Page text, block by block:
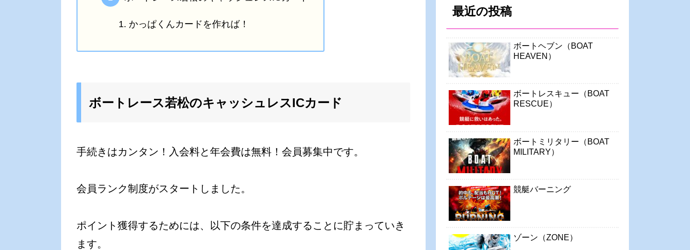
かっぱくんカードを作れば！
ボートレース若松のキャッシュレスICカード
手続きはカンタン！入会料と年会費は無料！会員募集中です。
会員ランク制度がスタートしました。
ポイント獲得するためには、以下の条件を達成することに貯まっていき
ます。
最近の投稿
ボートヘブン（BOAT
HEAVEN）
ボートレスキュー（BOAT
RESCUE）
ボートミリタリー（BOAT
MILITARY）
競艇バーニング
ゾーン（ZONE）